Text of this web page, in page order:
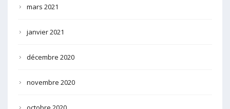
mars 2021
janvier 2021
décembre 2020
novembre 2020